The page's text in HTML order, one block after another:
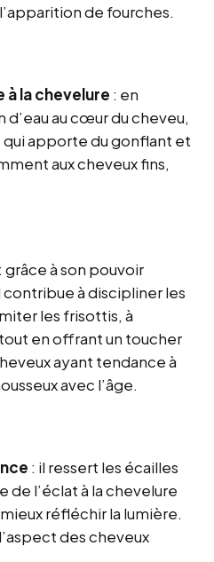
de fourches.
à la chevelure : en
au cœur du cheveu,
apporte du gonflant et
aux cheveux fins,
: grâce à son pouvoir
à discipliner les
les frisottis, à
en offrant un toucher
ayant tendance à
avec l’âge.
: il ressert les écailles
de l’éclat à la chevelure
réfléchir la lumière.
des cheveux